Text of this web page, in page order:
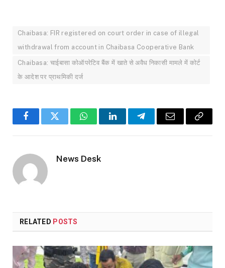
Chaibasa: FIR registered on court order in case of illegal
withdrawal from account in Chaibasa Cooperative Bank
Chaibasa: चाईबासा कोऑपरेटिव बैंक में खाते से अवैध निकासी मामले में कोर्ट
के आदेश पर प्राथमिकी दर्ज
FacebookTwitter WhatsAppLinkedInTelegramEmail
Copy
News Desk
RELATED POSTS